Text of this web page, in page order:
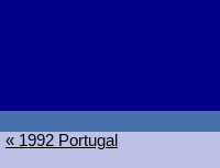
« 1992 Portugal